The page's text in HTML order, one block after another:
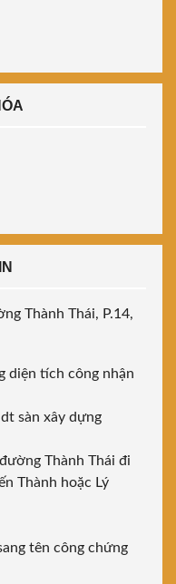
Thành Thái, P.14,
diện tích công nhận
sàn xây dựng
Thành Thái đi
Thành hoặc Lý
tên công chứng